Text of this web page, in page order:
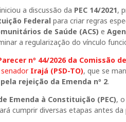
iniciou a discussão da PEC 14/2021,
Federal para criar regras
de Saúde (ACS) e
a regularização do vínculo
nº 44/2026 da Comissão
Irajá (PSD-TO), que se
rejeição da Emenda nº 2.
Emenda à Constituição (PEC),
cumprir diversas etapas antes da